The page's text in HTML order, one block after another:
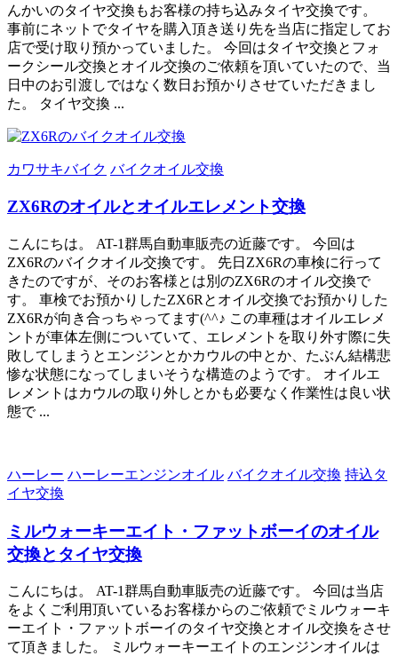
んかいのタイヤ交換もお客様の持ち込みタイヤ交換です。
事前にネットでタイヤを購入頂き送り先を当店に指定してお
店で受け取り預かっていました。 今回はタイヤ交換とフォ
ークシール交換とオイル交換のご依頼を頂いていたので、当
日中のお引渡しではなく数日お預かりさせていただきまし
た。 タイヤ交換 ...
カワサキバイク バイクオイル交換
ZX6Rのオイルとオイルエレメント交換
こんにちは。 AT-1群馬自動車販売の近藤です。 今回は
ZX6Rのバイクオイル交換です。 先日ZX6Rの車検に行って
きたのですが、そのお客様とは別のZX6Rのオイル交換で
す。 車検でお預かりしたZX6Rとオイル交換でお預かりした
ZX6Rが向き合っちゃってます(^^♪ この車種はオイルエレメ
ントが車体左側についていて、エレメントを取り外す際に失
敗してしまうとエンジンとかカウルの中とか、たぶん結構悲
惨な状態になってしまいそうな構造のようです。 オイルエ
レメントはカウルの取り外しとかも必要なく作業性は良い状
態で ...
ハーレー ハーレーエンジンオイル バイクオイル交換 持込タ
イヤ交換
ミルウォーキーエイト・ファットボーイのオイル
交換とタイヤ交換
こんにちは。 AT-1群馬自動車販売の近藤です。 今回は当店
をよくご利用頂いているお客様からのご依頼でミルウォーキ
ーエイト・ファットボーイのタイヤ交換とオイル交換をさせ
て頂きました。 ミルウォーキーエイトのエンジンオイルは